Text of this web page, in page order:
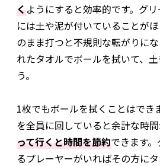
くようにすると効率的です。グ
には土や泥が付いていることが
のまま打つと不規則な転がりに
れたタオルでボールを拭いて、
う。
1枚でもボールを拭くことはでき
を全員に回していると余計な時間
って行くと時間を節約できます
るプレーヤーがいればその方に